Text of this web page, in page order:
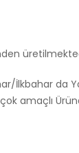
İlkbahar da
amaçlı